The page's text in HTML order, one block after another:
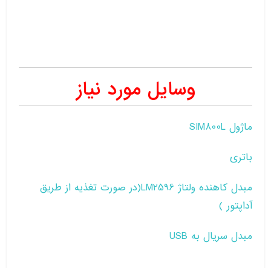
وسایل مورد نیاز
ماژول SIM800L
باتری
مبدل کاهنده ولتاژ LM2596(در صورت تغذیه از طریق
آداپتور )
مبدل سریال به USB